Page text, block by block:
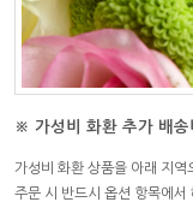
※ 가성비 화환 추가 배송
가성비 화환 상품을 아래 지역
주문 시 반드시 옵션 항목에서